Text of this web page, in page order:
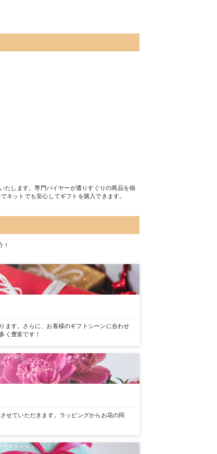
たします。専門バイヤーが選りすぐりの商品を揃
ネットでも安心してギフトを購入できます。
ます。さらに、お客様のギフトシーンに合わせ
く豊富です！
せていただきます。ラッピングからお花の同